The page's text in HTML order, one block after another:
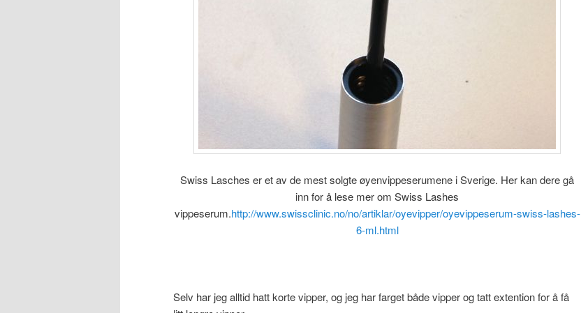
Swiss Lasches er et av de mest solgte øyenvippeserumene i Sverige. Her kan dere gå
inn for å lese mer om Swiss Lashes
vippeserum.http://www.swissclinic.no/no/artiklar/oyevipper/oyevippeserum-swiss-lashes-
6-ml.html
Selv har jeg alltid hatt korte vipper, og jeg har farget både vipper og tatt extention for å få